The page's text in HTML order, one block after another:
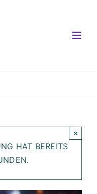
HAT BEREITS
×